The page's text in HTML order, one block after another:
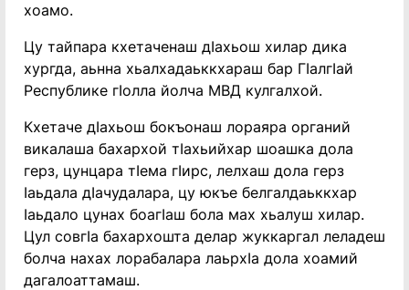
хоамо.
Цу тайпара кхетаченаш дӀахьош хилар дика
хургда, аьнна хьалхадаьккхараш бар ГӀалгӀай
Республике гӀолла йолча МВД кулгалхой.
Кхетаче дӀахьош бокъонаш лораяра органий
викалаша бахархой тӀахьийхар шоашка дола
герз, цунцара тӀема гӀирс, лелхаш дола герз
Ӏаьдала дӀачудалара, цу юкъе белгалдаьккхар
Ӏаьдало цунах боагӀаш бола мах хьалуш хилар.
Цул совгӀа бахархошта делар жуккаргал леладеш
болча нахах лорабалара лаьрхӀа дола хоамий
дагалоаттамаш.